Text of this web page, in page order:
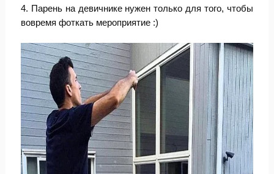
4. Парень на девичнике нужен только для того, чтобы
вовремя фоткать мероприятие :)